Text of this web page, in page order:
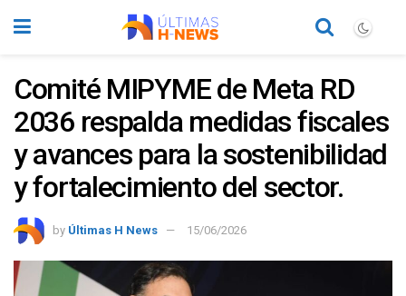
Comité MIPYME de Meta RD
2036 respalda medidas fiscales
y avances para la sostenibilidad
y fortalecimiento del sector.
by Últimas H News 15/06/2026